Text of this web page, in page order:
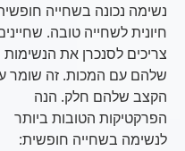
נשימה נכונה בשחייה חופשית
חיונית לשחייה טובה. שחיינים
צריכים לסנכרן את הנשימות
שלהם עם המכות. זה שומר על
הקצב שלהם חלק. הנה
הפרקטיקות הטובות ביותר
לנשימה בשחייה חופשית: